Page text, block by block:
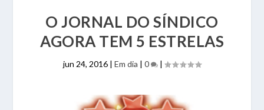
O JORNAL DO SÍNDICO
AGORA TEM 5 ESTRELAS
jun 24, 2016 | Em dia | 0 |